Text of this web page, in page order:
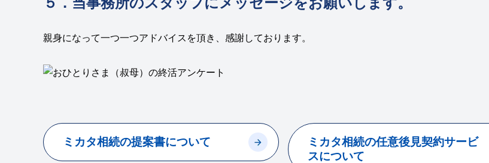
親身になって一つ一つアドバイスを頂き、感謝しております。
ミカタ相続の提案書について
ミカタ相続の任意後見契約サービ
スについて